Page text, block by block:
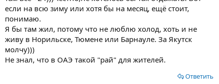
если на всю зиму или хотя бы на месяц, ещё стоит,
понимаю.
Я бы там жил, потому что не люблю холод, хоть и не
живу в Норильске, Тюмене или Барнауле. За Якутск
молчу)))
Не знал, что в ОАЭ такой "рай" для жителей.
Ответить